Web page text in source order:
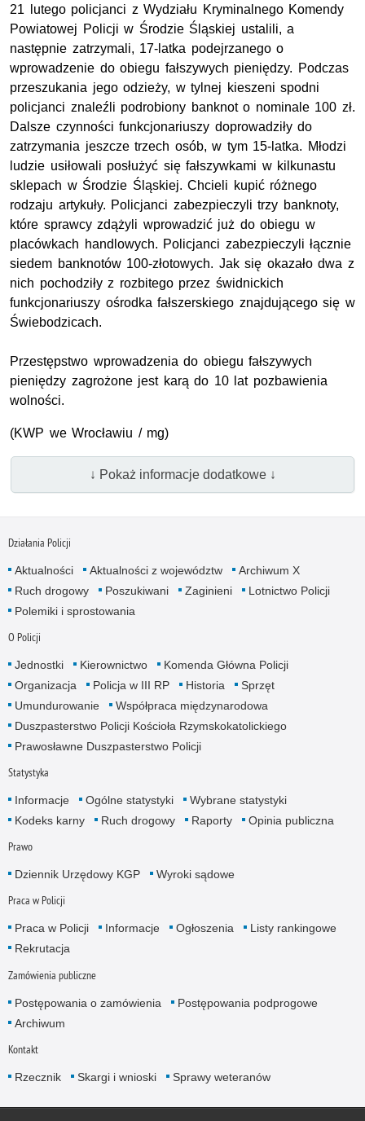
21 lutego policjanci z Wydziału Kryminalnego Komendy
Powiatowej Policji w Środzie Śląskiej ustalili, a
następnie zatrzymali, 17-latka podejrzanego o
wprowadzenie do obiegu fałszywych pieniędzy. Podczas
przeszukania jego odzieży, w tylnej kieszeni spodni
policjanci znaleźli podrobiony banknot o nominale 100 zł.
Dalsze czynności funkcjonariuszy doprowadziły do
zatrzymania jeszcze trzech osób, w tym 15-latka. Młodzi
ludzie usiłowali posłużyć się fałszywkami w kilkunastu
sklepach w Środzie Śląskiej. Chcieli kupić różnego
rodzaju artykuły. Policjanci zabezpieczyli trzy banknoty,
które sprawcy zdążyli wprowadzić już do obiegu w
placówkach handlowych. Policjanci zabezpieczyli łącznie
siedem banknotów 100-złotowych. Jak się okazało dwa z
nich pochodziły z rozbitego przez świdnickich
funkcjonariuszy ośrodka fałszerskiego znajdującego się w
Świebodzicach.
Przestępstwo wprowadzenia do obiegu fałszywych
pieniędzy zagrożone jest karą do 10 lat pozbawienia
wolności.
(KWP we Wrocławiu / mg)
↓ Pokaż informacje dodatkowe ↓
Działania Policji
Aktualności Aktualności z województw
Archiwum X
Ruch drogowy
Poszukiwani Zaginieni
Lotnictwo Policji
Polemiki i sprostowania
O Policji
Jednostki Kierownictwo
Komenda Główna Policji
Organizacja
Policja w III RP Historia
Sprzęt
Umundurowanie
Współpraca międzynarodowa
Duszpasterstwo Policji Kościoła Rzymskokatolickiego
Prawosławne Duszpasterstwo Policji
Statystyka
Informacje Ogólne statystyki
Wybrane statystyki
Kodeks karny
Ruch drogowy Raporty Opinia publiczna
Prawo
Dziennik Urzędowy KGP Wyroki sądowe
Praca w Policji
Praca w Policji Informacje Ogłoszenia
Listy rankingowe
Rekrutacja
Zamówienia publiczne
Postępowania o zamówienia
Postępowania podprogowe
Archiwum
Kontakt
Rzecznik Skargi i wnioski Sprawy weteranów